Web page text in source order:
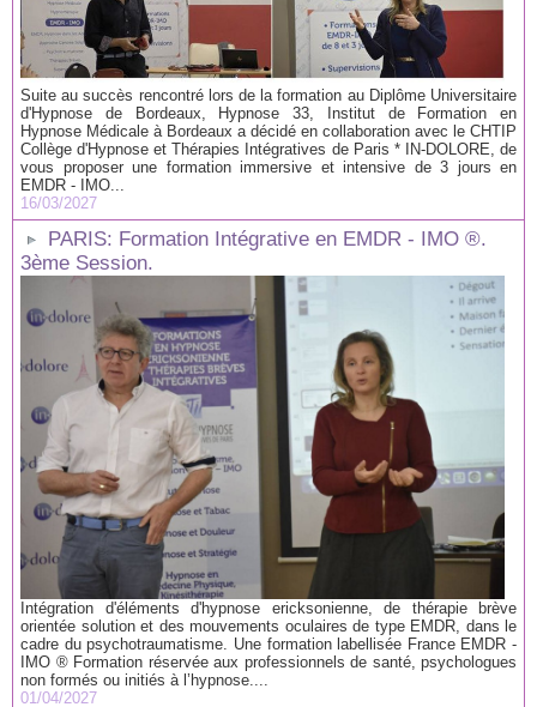
Suite au succès rencontré lors de la formation au Diplôme Universitaire
d'Hypnose de Bordeaux, Hypnose 33, Institut de Formation en
Hypnose Médicale à Bordeaux a décidé en collaboration avec le CHTIP
Collège d'Hypnose et Thérapies Intégratives de Paris * IN-DOLORE, de
vous proposer une formation immersive et intensive de 3 jours en
EMDR - IMO...
16/03/2027
PARIS: Formation Intégrative en EMDR - IMO ®.
3ème Session.
Intégration d'éléments d'hypnose ericksonienne, de thérapie brève
orientée solution et des mouvements oculaires de type EMDR, dans le
cadre du psychotraumatisme. Une formation labellisée France EMDR -
IMO ® Formation réservée aux professionnels de santé, psychologues
non formés ou initiés à l’hypnose....
01/04/2027